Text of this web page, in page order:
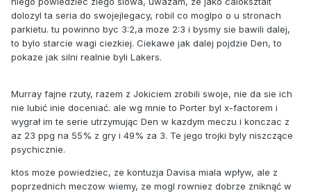
dolozyl ta seria do swojejlegacy, robil co moglpo o u stronach
parkietu. tu powinno byc 3:2,a moze 2:3 i bysmy sie bawili dalej,
to bylo starcie wagi ciezkiej. Ciekawe jak dalej pojdzie Den, to
pokaze jak silni realnie byli Lakers.
Murray fajne rzuty, razem z Jokiciem zrobili swoje, nie da sie ich
nie lubić inie doceniać. ale wg mnie to Porter byl x-factorem i
wygrał im te serie utrzymując Den w kazdym meczu i konczac z
az 23 ppg na 55% z gry i 49% za 3. Te jego trojki byly niszczące
psychicznie.
ktos moze powiedziec, ze kontuzja Davisa miala wpływ, ale z
poprzednich meczow wiemy, ze mogl rowniez dobrze zniknąć w